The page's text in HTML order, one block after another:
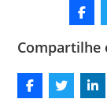
Compartilhe